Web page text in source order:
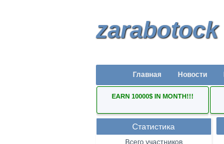
zarabotock
Главная Новости
EARN 10000$ IN MONTH!!!
Статистика
Всего участников